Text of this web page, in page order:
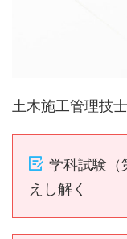
土木施工管理技
学科試験
えし解く